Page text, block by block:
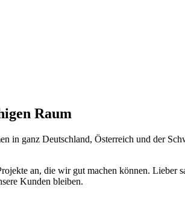
Raum
ganz Deutschland, Österreich und der
an, die wir gut machen können. Lieber
Kunden bleiben.